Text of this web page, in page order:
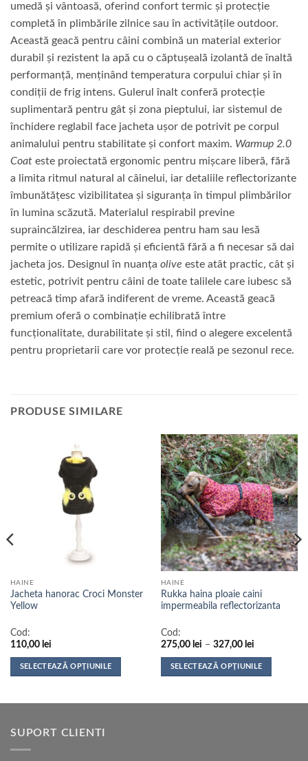
umedă și vântoasă, oferind confort termic și protecție
completă în plimbările zilnice sau în activitățile outdoor.
Această geacă pentru câini combină un material exterior
durabil și rezistent la apă cu o căptușeală izolantă de înaltă
performanță, menținând temperatura corpului chiar și în
condiții de frig intens. Gulerul înalt conferă protecție
suplimentară pentru gât și zona pieptului, iar sistemul de
închidere reglabil face jacheta ușor de potrivit pe corpul
animalului pentru stabilitate și confort maxim. Warmup 2.0
Coat este proiectată ergonomic pentru mișcare liberă, fără
a limita ritmul natural al câinelui, iar detaliile reflectorizante
îmbunătățesc vizibilitatea și siguranța în timpul plimbărilor
în lumina scăzută. Materialul respirabil previne
supraincălzirea, iar deschiderea pentru ham sau lesă
permite o utilizare rapidă și eficientă fără a fi necesar să dai
jacheta jos. Designul în nuanța olive este atât practic, cât și
estetic, potrivit pentru câini de toate talilele care iubesc să
petreacă timp afară indiferent de vreme. Această geacă
premium oferă o combinație echilibrată între
funcționalitate, durabilitate și stil, fiind o alegere excelentă
pentru proprietarii care vor protecție reală pe sezonul rece.
PRODUSE SIMILARE
HAINE
Jacheta hanorac Croci Monster
Yellow
Cod:
110,00 lei
SELECTEAZĂ OPȚIUNILE
HAINE
Rukka haina ploaie caini
impermeabila reflectorizanta
Cod:
275,00 lei – 327,00 leiInterval
prețuri:
275,00 lei
SELECTEAZĂ OPȚIUNILE
SUPORT CLIENTI